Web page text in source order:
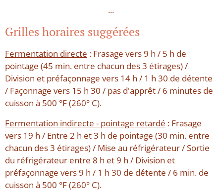
...
Grilles horaires suggérées
Fermentation directe : Frasage vers 9 h / 5 h de
pointage (45 min. entre chacun des 3 étirages) /
Division et préfaçonnage vers 14 h / 1 h 30 de détente
/ Façonnage vers 15 h 30 / pas d'apprêt / 6 minutes de
cuisson à 500 °F (260° C).
Fermentation indirecte - pointage retardé : Frasage
vers 19 h / Entre 2 h et 3 h de pointage (30 min. entre
chacun des 3 étirages) / Mise au réfrigérateur / Sortie
du réfrigérateur entre 8 h et 9 h / Division et
préfaçonnage vers 9 h / 1 h 30 de détente / 6 min. de
cuisson à 500 °F (260° C).